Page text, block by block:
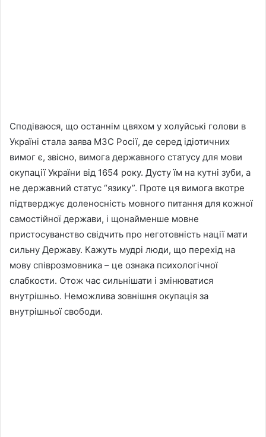
Сподіваюся, що останнім цвяхом у холуйські голови в
Україні стала заява МЗС Росії, де серед ідіотичних
вимог є, звісно, вимога державного статусу для мови
окупації України від 1654 року. Дусту їм на кутні зуби, а
не державний статус “язику”. Проте ця вимога вкотре
підтверджує доленосність мовного питання для кожної
самостійної держави, і щонайменше мовне
пристосуванство свідчить про неготовність нації мати
сильну Державу. Кажуть мудрі люди, що перехід на
мову співрозмовника – це ознака психологічної
слабкости. Отож час сильнішати і змінюватися
внутрішньо. Неможлива зовнішня окупація за
внутрішньої свободи.